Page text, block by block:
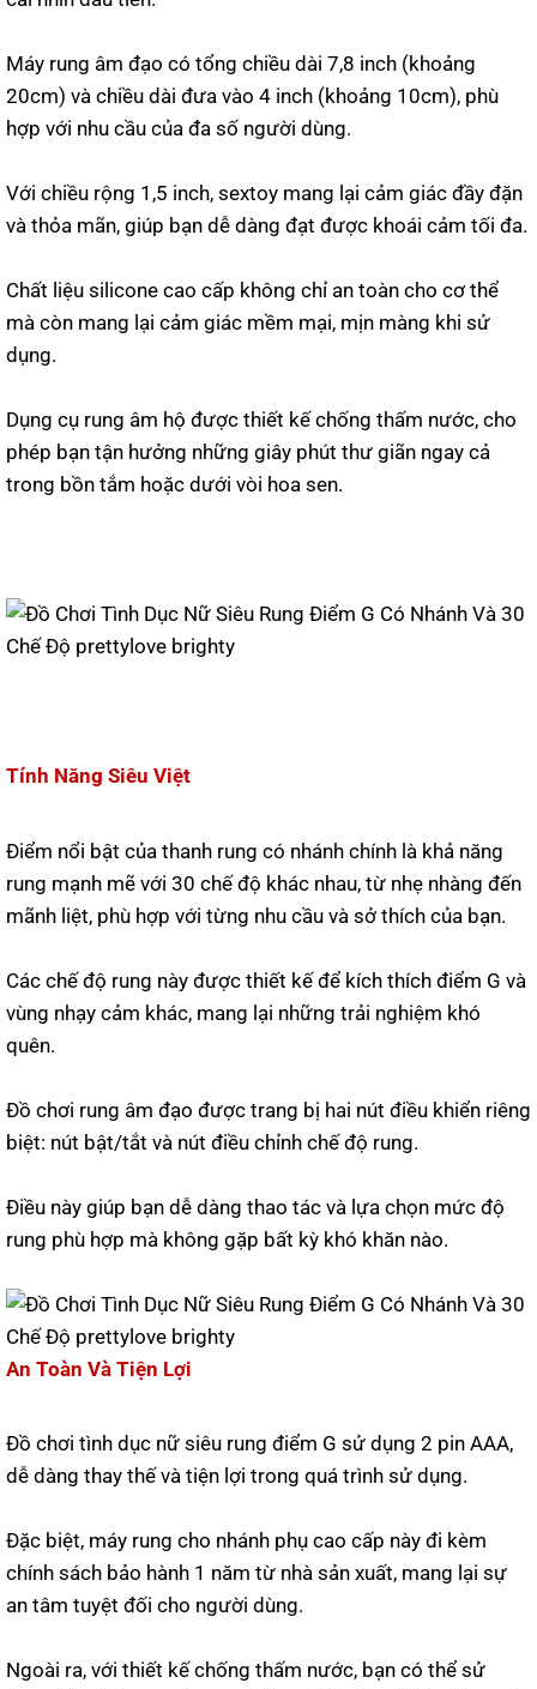
Máy rung âm đạo có tổng chiều dài 7,8 inch (khoảng
20cm) và chiều dài đưa vào 4 inch (khoảng 10cm), phù
hợp với nhu cầu của đa số người dùng.
Với chiều rộng 1,5 inch, sextoy mang lại cảm giác đầy đặn
và thỏa mãn, giúp bạn dễ dàng đạt được khoái cảm tối đa.
Chất liệu silicone cao cấp không chỉ an toàn cho cơ thể
mà còn mang lại cảm giác mềm mại, mịn màng khi sử
dụng.
Dụng cụ rung âm hộ được thiết kế chống thấm nước, cho
phép bạn tận hưởng những giây phút thư giãn ngay cả
trong bồn tắm hoặc dưới vòi hoa sen.
Tính Năng Siêu Việt
Điểm nổi bật của thanh rung có nhánh chính là khả năng
rung mạnh mẽ với 30 chế độ khác nhau, từ nhẹ nhàng đến
mãnh liệt, phù hợp với từng nhu cầu và sở thích của bạn.
Các chế độ rung này được thiết kế để kích thích điểm G và
vùng nhạy cảm khác, mang lại những trải nghiệm khó
quên.
Đồ chơi rung âm đạo được trang bị hai nút điều khiển riêng
biệt: nút bật/tắt và nút điều chỉnh chế độ rung.
Điều này giúp bạn dễ dàng thao tác và lựa chọn mức độ
rung phù hợp mà không gặp bất kỳ khó khăn nào.
An Toàn Và Tiện Lợi
Đồ chơi tình dục nữ siêu rung điểm G sử dụng 2 pin AAA,
dễ dàng thay thế và tiện lợi trong quá trình sử dụng.
Đặc biệt, máy rung cho nhánh phụ cao cấp này đi kèm
chính sách bảo hành 1 năm từ nhà sản xuất, mang lại sự
an tâm tuyệt đối cho người dùng.
Ngoài ra, với thiết kế chống thấm nước, bạn có thể sử